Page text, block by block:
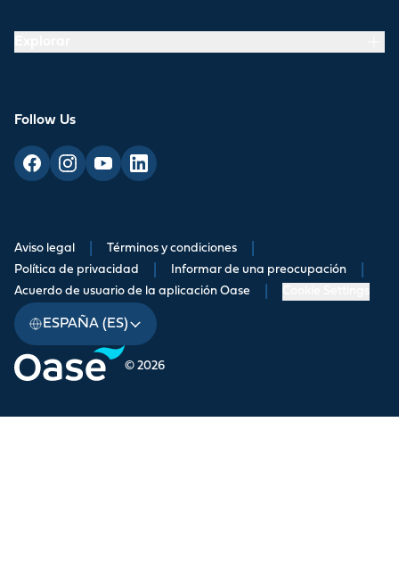
Follow Us
© 2026
Aviso legal Términos y condiciones
Política de privacidad Informar de una preocupación
Acuerdo de usuario de la aplicación Oase
ESPAÑA (ES)